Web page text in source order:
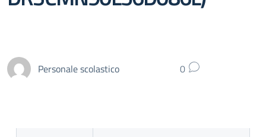
Personale scolastico 0